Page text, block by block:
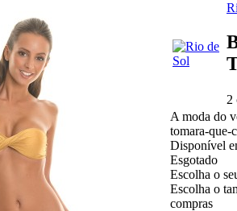
2
A moda do
tomara-que-
Disponível
Esgotado
Escolha o
Escolha o
compras